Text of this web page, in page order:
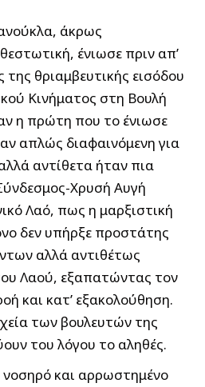
άκρως
ένιωσε πριν απ’
της θριαμβευτικής εισόδου
Κινήματος στη Βουλή
η πρώτη που το ένιωσε
απλώς διαφαινόμενη για
αντίθετα ήταν πια
Χρυσή Αυγή
Λαό, πως η μαρξιστική
δεν υπήρξε προστάτης
αλλά αντιθέτως
Λαού, εξαπατώντας τον
και κατ’ εξακολούθηση.
των βουλευτών της
του λόγου το αληθές.
νοσηρό και αρρωστημένο